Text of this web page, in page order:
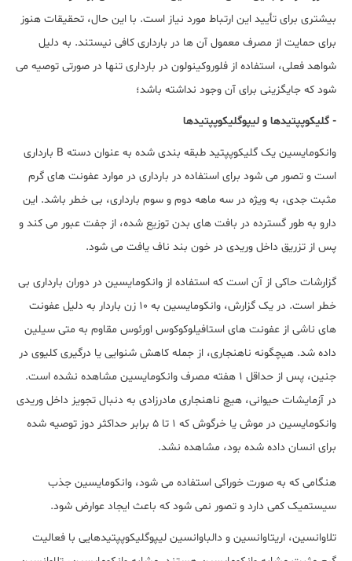
بیشتری برای تأیید این ارتباط مورد نیاز است. با این حال، تحقیقات هنوز
برای حمایت از مصرف معمول آن ها در بارداری کافی نیستند. به دلیل
شواهد فعلی، استفاده از فلوروکینولون در بارداری تنها در صورتی توصیه می
شود که جایگزینی برای آن وجود نداشته باشد؛
- گلیکوپپتیدها و لیپوگلیکوپپتیدها
وانکومایسین یک گلیکوپپتید طبقه بندی شده به عنوان دسته B بارداری
است و تصور می شود برای استفاده در بارداری در موارد عفونت های گرم
مثبت جدی، به ویژه در سه ماهه دوم و سوم بارداری، بی خطر باشد. این
دارو به طور گسترده در بافت های بدن توزیع شده، از جفت عبور می کند و
پس از تزریق داخل وریدی در خون بند ناف یافت می شود.
گزارشات حاکی از آن است که استفاده از وانکومایسین در دوران بارداری بی
خطر است. در یک گزارش، وانکومایسین به 10 زن باردار به دلیل عفونت
های ناشی از عفونت های استافیلوکوکوس اورئوس مقاوم به متی سیلین
داده شد. هیچگونه ناهنجاری، از جمله کاهش شنوایی یا درگیری کلیوی در
جنین، پس از حداقل 1 هفته مصرف وانکومایسین مشاهده نشده است.
در آزمایشات حیوانی، هیچ ناهنجاری مادرزادی به دنبال تجویز داخل وریدی
وانکومایسین در موش یا خرگوش که 1 تا 5 برابر حداکثر دوز توصیه شده
برای انسان داده شده بود، مشاهده نشد.
هنگامی که به صورت خوراکی استفاده می شود، وانکومایسین جذب
سیستمیک کمی دارد و تصور نمی شود که باعث ایجاد عوارض شود.
تلاوانسین، اریتاوانسین و دالباوانسین لیپوگلیکوپپتیدهایی با فعالیت